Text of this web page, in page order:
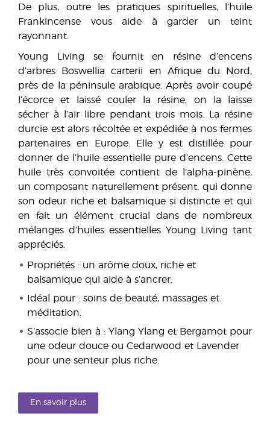
De plus, outre les pratiques spirituelles, l’huile
Frankincense vous aide à garder un teint
rayonnant.
Young Living se fournit en résine d’encens
d’arbres Boswellia carterii en Afrique du Nord,
près de la péninsule arabique. Après avoir coupé
l’écorce et laissé couler la résine, on la laisse
sécher à l’air libre pendant trois mois. La résine
durcie est alors récoltée et expédiée à nos fermes
partenaires en Europe. Elle y est distillée pour
donner de l’huile essentielle pure d’encens. Cette
huile très convoitée contient de l’alpha-pinène,
un composant naturellement présent, qui donne
son odeur riche et balsamique si distincte et qui
en fait un élément crucial dans de nombreux
mélanges d’huiles essentielles Young Living tant
appréciés.
Propriétés : un arôme doux, riche et
balsamique qui aide à s’ancrer.
Idéal pour : soins de beauté, massages et
méditation.
S’associe bien à : Ylang Ylang et Bergamot pour
une odeur douce ou Cedarwood et Lavender
pour une senteur plus riche.
En savoir plus